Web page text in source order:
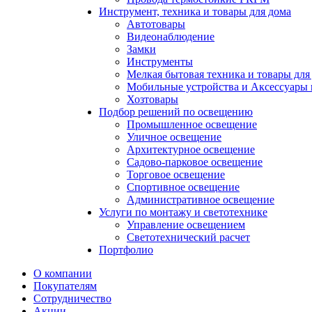
Инструмент, техника и товары для дома
Автотовары
Видеонаблюдение
Замки
Инструменты
Мелкая бытовая техника и товары для
Мобильные устройства и Аксессуары
Хозтовары
Подбор решений по освещению
Промышленное освещение
Уличное освещение
Архитектурное освещение
Садово-парковое освещение
Торговое освещение
Спортивное освещение
Административное освещение
Услуги по монтажу и светотехнике
Управление освещением
Светотехнический расчет
Портфолио
О компании
Покупателям
Сотрудничество